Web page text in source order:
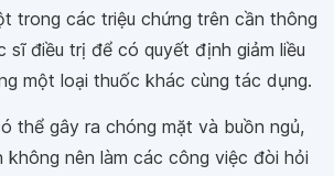
trong các triệu chứng trên cần thông
sĩ điều trị để có quyết định giảm liều
một loại thuốc khác cùng tác dụng.
thể gây ra chóng mặt và buồn ngủ,
nên làm các công việc đòi hỏi